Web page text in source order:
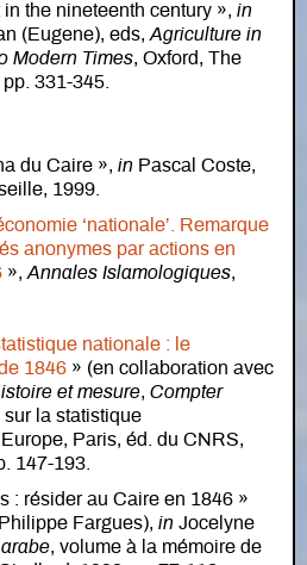
the nineteenth century », in
(Eugene), eds, Agriculture in
Modern Times, Oxford, The
331-345.
du Caire », in Pascal Coste,
1999.
‘nationale’. Remarque
anonymes par actions en
», Annales Islamologiques,
nationale : le
1846 » (en collaboration avec
et mesure, Compter
la statistique
Paris, éd. du CNRS,
147-193.
: résider au Caire en 1846 »
Fargues), in Jocelyne
, volume à la mémoire de